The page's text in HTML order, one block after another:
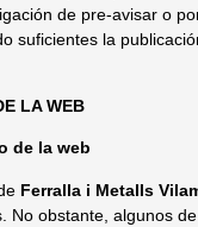
de pre-avisar o
suficientes la
LA WEB
de la web
Ferralla i Metalls
No obstante, algunos